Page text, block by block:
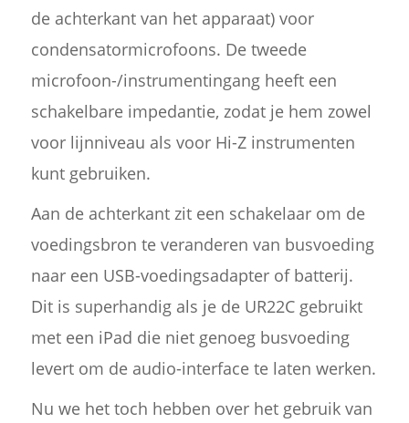
de achterkant van het apparaat) voor
condensatormicrofoons. De tweede
microfoon-/instrumentingang heeft een
schakelbare impedantie, zodat je hem zowel
voor lijnniveau als voor Hi-Z instrumenten
kunt gebruiken.
Aan de achterkant zit een schakelaar om de
voedingsbron te veranderen van busvoeding
naar een USB-voedingsadapter of batterij.
Dit is superhandig als je de UR22C gebruikt
met een iPad die niet genoeg busvoeding
levert om de audio-interface te laten werken.
Nu we het toch hebben over het gebruik van